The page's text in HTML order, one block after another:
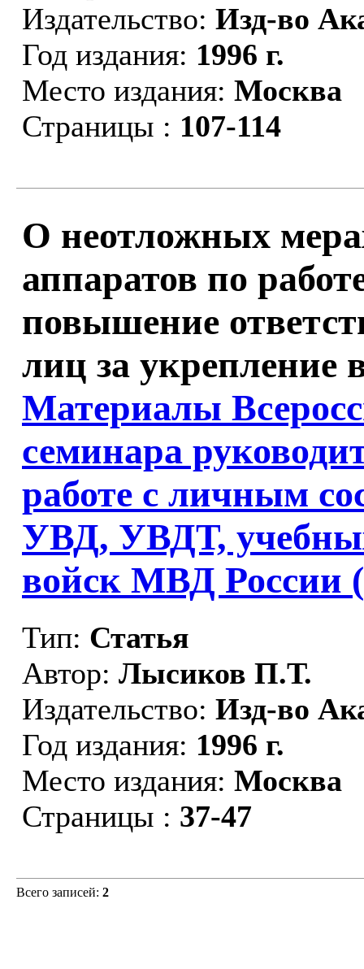
Издательство: Изд-во
Год издания: 1996 г.
Место издания: Москва
Страницы : 107-114
О неотложных
аппаратов по
повышение
лиц за укрепление
Материалы
семинара
работе с личным
УВД, УВДТ,
войск МВД России
Тип: Статья
Автор: Лысиков П.Т.
Издательство: Изд-во
Год издания: 1996 г.
Место издания: Москва
Страницы : 37-47
Всего записей: 2